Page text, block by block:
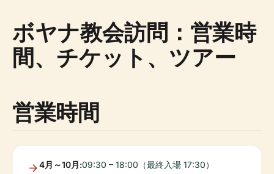
ボヤナ教会訪問：営業時
間、チケット、ツアー
営業時間
4月～10月:09:30 – 18:00（最終入場 17:30）